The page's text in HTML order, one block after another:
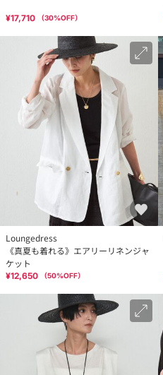
¥17,710 （30%OFF）
Loungedress
《真夏も着れる》エアリーリネンジャ
ケット
¥12,650 （50%OFF）